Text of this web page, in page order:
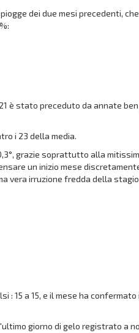
dei due mesi precedenti,
è stato preceduto da annate
i 23 della media.
grazie soprattutto alla
un inizio mese
vera irruzione fredda della
: 15 a 15, e il mese ha
giorno di gelo registrato a